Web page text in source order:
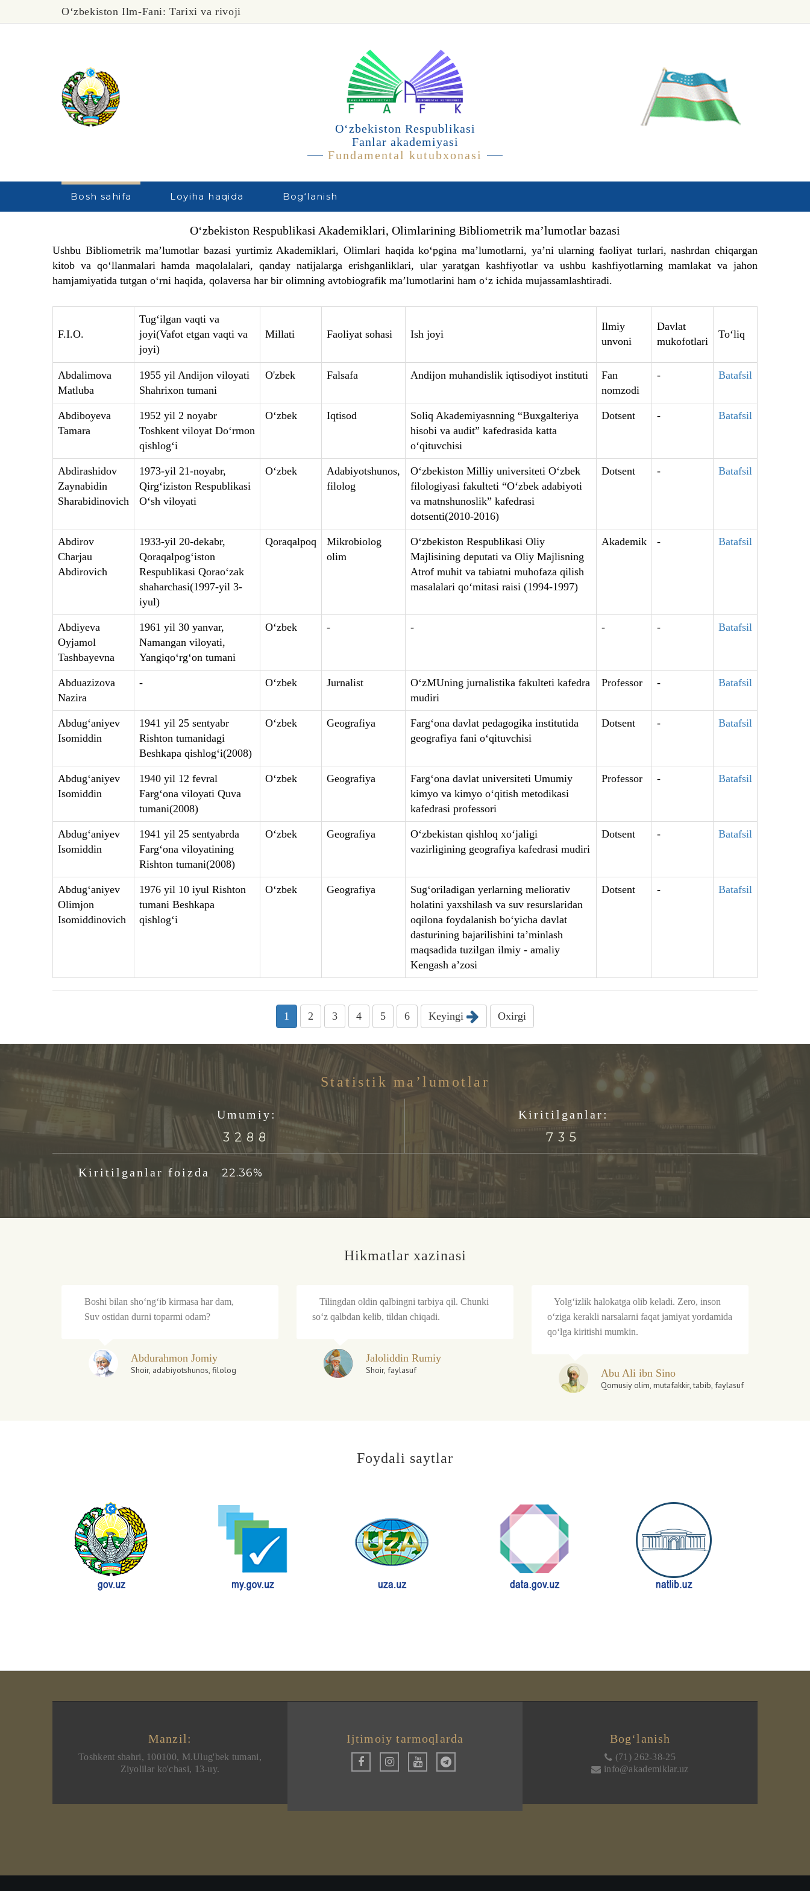
O‘zbekiston Ilm-Fani: Tarixi va rivoji
O‘zbekiston Respublikasi
Fanlar akademiyasi
Fundamental kutubxonasi
Bosh sahifa Loyiha haqida Bog‘lanish
O‘zbekiston Respublikasi Akademiklari, Olimlarining Bibliometrik ma’lumotlar bazasi
Ushbu Bibliometrik ma’lumotlar bazasi yurtimiz Akademiklari, Olimlari haqida ko‘pgina ma’lumotlarni, ya’ni ularning faoliyat turlari, nashrdan chiqargan
kitob va qo‘llanmalari hamda maqolalalari, qanday natijalarga erishganliklari, ular yaratgan kashfiyotlar va ushbu kashfiyotlarning mamlakat va jahon
hamjamiyatida tutgan o‘rni haqida, qolaversa har bir olimning avtobiografik ma’lumotlarini ham o‘z ichida mujassamlashtiradi.
F.I.O.
Tug‘ilgan vaqti va
joyi(Vafot etgan vaqti va
joyi)
Millati Faoliyat sohasi Ish joyi
Ilmiy
unvoni
Davlat
mukofotlari
To‘liq
Abdalimova
Matluba
1955 yil Andijon viloyati
Shahrixon tumani
O'zbek Falsafa Andijon muhandislik iqtisodiyot instituti
Fan
nomzodi
- Batafsil
Abdiboyeva
Tamara
1952 yil 2 noyabr
Toshkent viloyat Do‘rmon
qishlog‘i
O‘zbek Iqtisod
Soliq Akademiyasnning “Buxgalteriya
hisobi va audit” kafedrasida katta
o‘qituvchisi
Dotsent - Batafsil
Abdirashidov
Zaynabidin
Sharabidinovich
1973-yil 21-noyabr,
Qirg‘iziston Respublikasi
O‘sh viloyati
O‘zbek
Adabiyotshunos,
filolog
O‘zbekiston Milliy universiteti O‘zbek
filologiyasi fakulteti “O‘zbek adabiyoti
va matnshunoslik” kafedrasi
dotsenti(2010-2016)
Dotsent - Batafsil
Abdirov
Charjau
Abdirovich
1933-yil 20-dekabr,
Qoraqalpog‘iston
Respublikasi Qorao‘zak
shaharchasi(1997-yil 3-
iyul)
Qoraqalpoq
Mikrobiolog
olim
O‘zbekiston Respublikasi Oliy
Majlisining deputati va Oliy Majlisning
Atrof muhit va tabiatni muhofaza qilish
masalalari qo‘mitasi raisi (1994-1997)
Akademik - Batafsil
Abdiyeva
Oyjamol
Tashbayevna
1961 yil 30 yanvar,
Namangan viloyati,
Yangiqo‘rg‘on tumani
O‘zbek - - - - Batafsil
Abduazizova
Nazira
- O‘zbek Jurnalist
O‘zMUning jurnalistika fakulteti kafedra
mudiri
Professor - Batafsil
Abdug‘aniyev
Isomiddin
1941 yil 25 sentyabr
Rishton tumanidagi
Beshkapa qishlog‘i(2008)
O‘zbek Geografiya
Farg‘ona davlat pedagogika institutida
geografiya fani o‘qituvchisi
Dotsent - Batafsil
Abdug‘aniyev
Isomiddin
1940 yil 12 fevral
Farg‘ona viloyati Quva
tumani(2008)
O‘zbek Geografiya
Farg‘ona davlat universiteti Umumiy
kimyo va kimyo o‘qitish metodikasi
kafedrasi professori
Professor - Batafsil
Abdug‘aniyev
Isomiddin
1941 yil 25 sentyabrda
Farg‘ona viloyatining
Rishton tumani(2008)
O‘zbek Geografiya
O‘zbekistan qishloq xo‘jaligi
vazirligining geografiya kafedrasi mudiri
Dotsent - Batafsil
Abdug‘aniyev
Olimjon
Isomiddinovich
1976 yil 10 iyul Rishton
tumani Beshkapa
qishlog‘i
O‘zbek Geografiya
Sug‘oriladigan yerlarning meliorativ
holatini yaxshilash va suv resurslaridan
oqilona foydalanish bo‘yicha davlat
dasturining bajarilishini ta’minlash
maqsadida tuzilgan ilmiy - amaliy
Kengash a’zosi
Dotsent - Batafsil
1 2 3 4 5 6 Keyingi Oxirgi
Statistik ma’lumotlar
Umumiy:
4845
Kiritilganlar:
1083
Kiritilganlar foizda 22.36%
Hikmatlar xazinasi
Boshi bilan sho‘ng‘ib kirmasa har dam,
Suv ostidan durni toparmi odam?
Abdurahmon Jomiy
Shoir, adabiyotshunos, filolog
Tilingdan oldin qalbingni tarbiya qil. Chunki
so‘z qalbdan kelib, tildan chiqadi.
Jaloliddin Rumiy
Shoir, faylasuf
Yolg‘izlik halokatga olib keladi. Zero, inson
o‘ziga kerakli narsalarni faqat jamiyat yordamida
qo‘lga kiritishi mumkin.
Abu Ali ibn Sino
Qomusiy olim, mutafakkir, tabib, faylasuf
Foydali saytlar
Manzil:
Toshkent shahri, 100100, M.Ulug'bek tumani,
Ziyolilar ko'chasi, 13-uy.
Ijtimoiy tarmoqlarda Bog‘lanish
(71) 262-38-25
info@akademiklar.uz